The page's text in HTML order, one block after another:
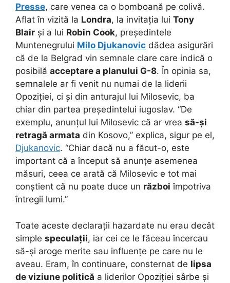
Presse, care venea ca o bomboană pe colivă.
Aflat în vizită la Londra, la invitația lui Tony
Blair și a lui Robin Cook, președintele
Muntenegrului Milo Djukanovic dădea asigurări
că de la Belgrad vin semnale clare care indică o
posibilă acceptare a planului G-8. În opinia sa,
semnalele ar fi venit nu numai de la liderii
Opoziției, ci și din anturajul lui Milosevic, ba
chiar din partea președintelui iugoslav. “De
exemplu, anunțul lui Milosevic că ar vrea să-și
retragă armata din Kosovo,” explica, sigur pe el,
Djukanovic. “Chiar dacă nu a făcut-o, este
important că a început să anunțe asemenea
măsuri, ceea ce arată că Milosevic e tot mai
conștient că nu poate duce un război împotriva
întregii lumi.”
Toate aceste declarații hazardate nu erau decât
simple speculații, iar cei ce le făceau încercau
să-și aroge merite sau influențe pe care nu le
aveau. Eram, în continuare, consternat de lipsa
de viziune politică a liderilor Opoziției sârbe și